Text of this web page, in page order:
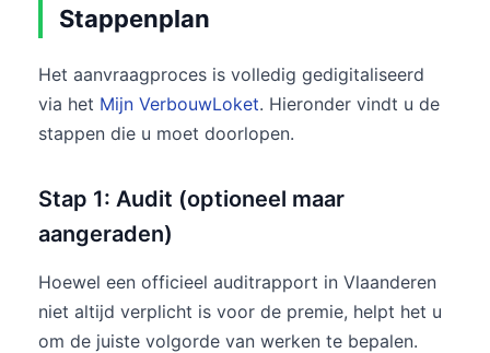
Stappenplan
Het aanvraagproces is volledig gedigitaliseerd
via het Mijn VerbouwLoket. Hieronder vindt u de
stappen die u moet doorlopen.
Stap 1: Audit (optioneel maar
aangeraden)
Hoewel een officieel auditrapport in Vlaanderen
niet altijd verplicht is voor de premie, helpt het u
om de juiste volgorde van werken te bepalen.